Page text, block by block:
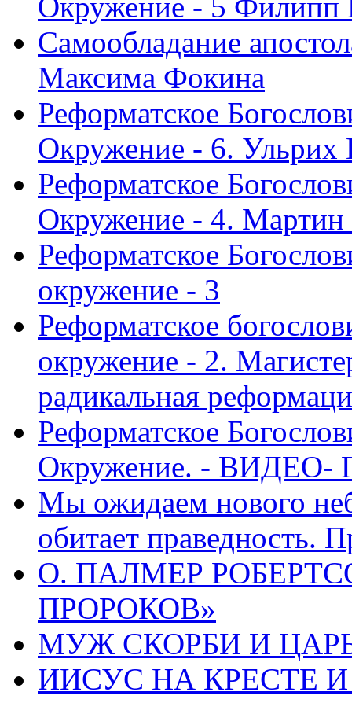
Самообладание
Максима Фокина
Реформатское
Окружение - 6. Ульрих
Реформатское
Окружение - 4.
Реформатское
окружение - 3
Реформатское
окружение - 2.
радикальная
Реформатское
Окружение. - ВИДЕО-
Мы ожидаем нового
обитает праведность.
О. ПАЛМЕР
ПРОРОКОВ»
МУЖ СКОРБИ И ЦАРЬ
ИИСУС НА КРЕСТЕ